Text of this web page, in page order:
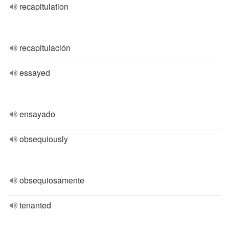
recapitulation
recapitulación
essayed
ensayado
obsequiously
obsequiosamente
tenanted